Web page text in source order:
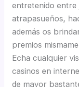
entretenido
atrapasueños,
además os
premios
Echa cualquier
casinos en
de mayor